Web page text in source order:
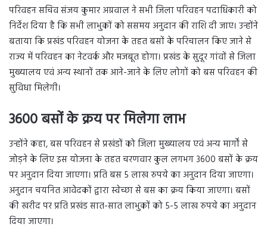
परिवहन सचिव संजय कुमार अग्रवाल ने सभी जिला परिवहन पदाधिकारी को
निर्देश दिया है कि सभी लाभुकों को ससमय अनुदान की राशि दी जाए। उन्होंने
बताया कि प्रखंड परिवहन योजना के तहत बसों के परिचालन किए जाने से
राज्य में परिवहन का नेटवर्क और मजबूत होगा। प्रखंड के सुदूर गांवों से जिला
मुख्यालय एवं अन्य स्थानों तक आने-जाने के लिए लोगों को बस परिवहन की
सुविधा मिलेगी।
3600 बसों के क्रय पर मिलेगा लाभ
उन्होंने कहा, बस परिवहन से प्रखंडों को जिला मुख्यालय एवं अन्य मार्गों से
जोड़ने के लिए इस योजना के तहत चरणवार कुल लगभग 3600 बसों के क्रय
पर अनुदान दिया जाएगा। प्रति बस 5 लाख रुपये का अनुदान दिया जाएगा।
अनुदान चयनित आवेदकों द्वारा स्वेच्छा से बस का क्रय किया जाएगा। बसों
की खरीद पर प्रति प्रखंड सात-सात लाभुकों को 5-5 लाख रुपये का अनुदान
दिया जाएगा।